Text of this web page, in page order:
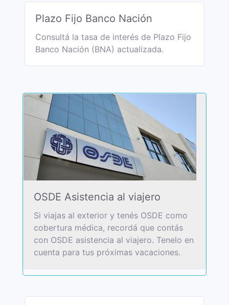
Plazo Fijo Banco Nación
Consultá la tasa de interés de Plazo Fijo
Banco Nación (BNA) actualizada.
OSDE Asistencia al viajero
Si viajas al exterior y tenés OSDE como
cobertura médica, recordá que contás
con OSDE asistencia al viajero. Tenelo en
cuenta para tus próximas vacaciones.